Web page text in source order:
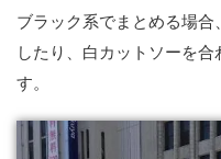
ブラック系でまとめる場
したり、白カットソーを
す。